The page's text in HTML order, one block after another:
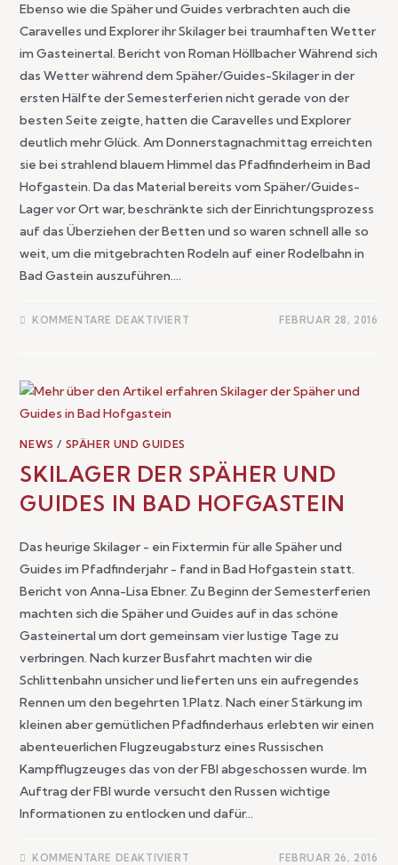
Ebenso wie die Späher und Guides verbrachten auch die
Caravelles und Explorer ihr Skilager bei traumhaften Wetter
im Gasteinertal. Bericht von Roman Höllbacher Während sich
das Wetter während dem Späher/Guides-Skilager in der
ersten Hälfte der Semesterferien nicht gerade von der
besten Seite zeigte, hatten die Caravelles und Explorer
deutlich mehr Glück. Am Donnerstagnachmittag erreichten
sie bei strahlend blauem Himmel das Pfadfinderheim in Bad
Hofgastein. Da das Material bereits vom Späher/Guides-
Lager vor Ort war, beschränkte sich der Einrichtungsprozess
auf das Überziehen der Betten und so waren schnell alle so
weit, um die mitgebrachten Rodeln auf einer Rodelbahn in
Bad Gastein auszuführen.…
KOMMENTARE DEAKTIVIERT FEBRUAR 28, 2016
NEWS / SPÄHER UND GUIDES
SKILAGER DER SPÄHER UND
GUIDES IN BAD HOFGASTEIN
Das heurige Skilager - ein Fixtermin für alle Späher und
Guides im Pfadfinderjahr - fand in Bad Hofgastein statt.
Bericht von Anna-Lisa Ebner. Zu Beginn der Semesterferien
machten sich die Späher und Guides auf in das schöne
Gasteinertal um dort gemeinsam vier lustige Tage zu
verbringen. Nach kurzer Busfahrt machten wir die
Schlittenbahn unsicher und lieferten uns ein aufregendes
Rennen um den begehrten 1.Platz. Nach einer Stärkung im
kleinen aber gemütlichen Pfadfinderhaus erlebten wir einen
abenteuerlichen Flugzeugabsturz eines Russischen
Kampfflugzeuges das von der FBI abgeschossen wurde. Im
Auftrag der FBI wurde versucht den Russen wichtige
Informationen zu entlocken und dafür…
KOMMENTARE DEAKTIVIERT FEBRUAR 26, 2016